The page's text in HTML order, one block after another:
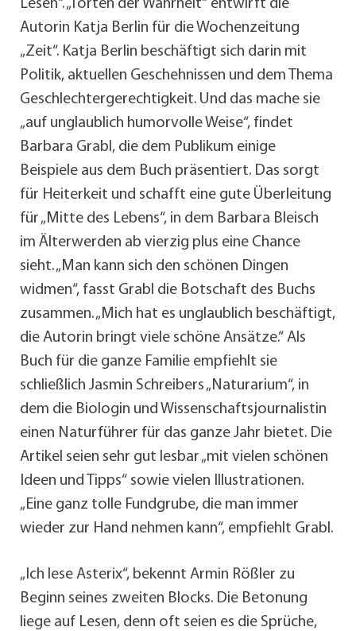
Lesen“. „Torten der Wahrheit“ entwirft die
Autorin Katja Berlin für die Wochenzeitung
„Zeit“. Katja Berlin beschäftigt sich darin mit
Politik, aktuellen Geschehnissen und dem Thema
Geschlechtergerechtigkeit. Und das mache sie
„auf unglaublich humorvolle Weise“, findet
Barbara Grabl, die dem Publikum einige
Beispiele aus dem Buch präsentiert. Das sorgt
für Heiterkeit und schafft eine gute Überleitung
für „Mitte des Lebens“, in dem Barbara Bleisch
im Älterwerden ab vierzig plus eine Chance
sieht. „Man kann sich den schönen Dingen
widmen“, fasst Grabl die Botschaft des Buchs
zusammen. „Mich hat es unglaublich beschäftigt,
die Autorin bringt viele schöne Ansätze.“ Als
Buch für die ganze Familie empfiehlt sie
schließlich Jasmin Schreibers „Naturarium“, in
dem die Biologin und Wissenschaftsjournalistin
einen Naturführer für das ganze Jahr bietet. Die
Artikel seien sehr gut lesbar „mit vielen schönen
Ideen und Tipps“ sowie vielen Illustrationen.
„Eine ganz tolle Fundgrube, die man immer
wieder zur Hand nehmen kann“, empfiehlt Grabl.
„Ich lese Asterix“, bekennt Armin Rößler zu
Beginn seines zweiten Blocks. Die Betonung
liege auf Lesen, denn oft seien es die Sprüche,